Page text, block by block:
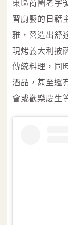
東區商圈老字
習廚藝的日籍
雅，營造出舒
現烤義大利披
傳統料理，同
酒品，甚至還
會或歡樂慶生